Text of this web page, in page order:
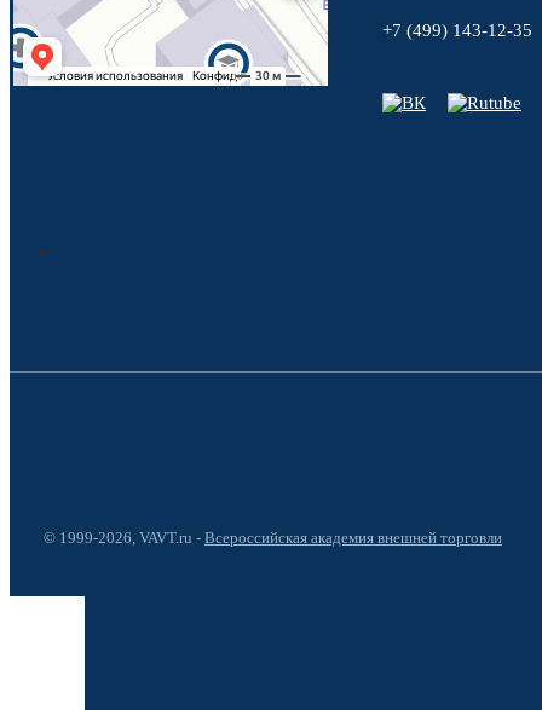
+7 (499) 143-12-35
© 1999-2026, VAVT.ru - Всероссийская академия внешней торговли